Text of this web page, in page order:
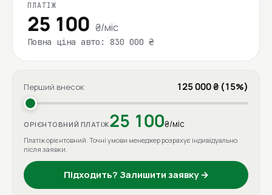
ПЛАТІЖ
25 100 ₴/міс
Повна ціна авто: 830 000 ₴
Перший внесок 125 000 ₴ (15%)
ОРІЄНТОВНИЙ ПЛАТІЖ25 100₴/міс
Платіж орієнтовний. Точні умови менеджер розрахує індивідуально
після заявки.
Підходить? Залишити заявку →